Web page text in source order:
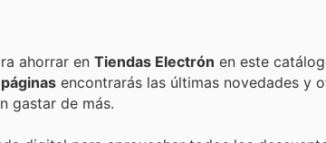
promociones, descuentos y oportunidades para ahorrar en Tiendas Electrón en este
encontrarás las últimas novedades y
gastar de más.